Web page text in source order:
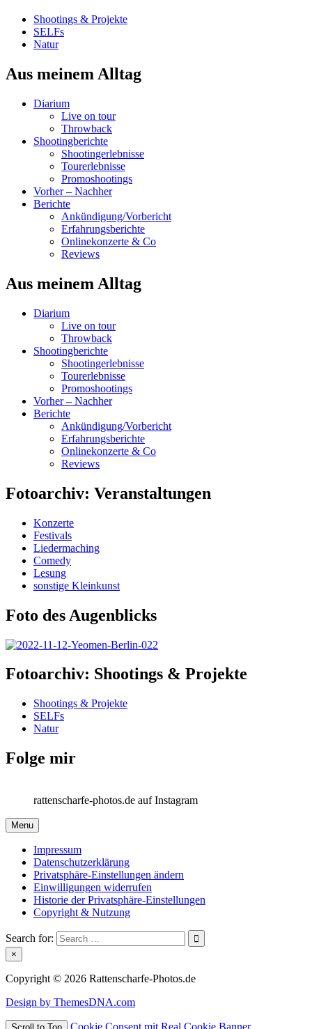
Shootings & Projekte
SELFs
Natur
Aus meinem Alltag
Diarium
Live on tour
Throwback
Shootingberichte
Shootingerlebnisse
Tourerlebnisse
Promoshootings
Vorher – Nachher
Berichte
Ankündigung/Vorbericht
Erfahrungsberichte
Onlinekonzerte & Co
Reviews
Aus meinem Alltag
Diarium
Live on tour
Throwback
Shootingberichte
Shootingerlebnisse
Tourerlebnisse
Promoshootings
Vorher – Nachher
Berichte
Ankündigung/Vorbericht
Erfahrungsberichte
Onlinekonzerte & Co
Reviews
Fotoarchiv: Veranstaltungen
Konzerte
Festivals
Liedermaching
Comedy
Lesung
sonstige Kleinkunst
Foto des Augenblicks
Fotoarchiv: Shootings & Projekte
Shootings & Projekte
SELFs
Natur
Folge mir
rattenscharfe-photos.de auf Instagram
Menu
Impressum
Datenschutzerklärung
Privatsphäre-Einstellungen ändern
Einwilligungen widerrufen
Historie der Privatsphäre-Einstellungen
Copyright & Nutzung
Search for:
×
Copyright © 2026 Rattenscharfe-Photos.de
Design by ThemesDNA.com